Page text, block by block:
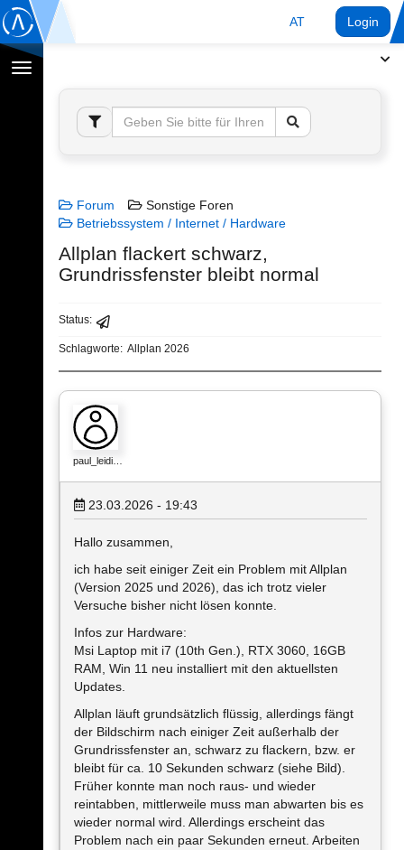
AT Login
Navigation
umschalten
Forum
Sonstige Foren
Betriebssystem / Internet / Hardware
Allplan flackert schwarz,
Grundrissfenster bleibt normal
Status:
Schlagworte: Allplan 2026
paul_leidi…
23.03.2026 - 19:43
Hallo zusammen,
ich habe seit einiger Zeit ein Problem mit Allplan
(Version 2025 und 2026), das ich trotz vieler
Versuche bisher nicht lösen konnte.
Infos zur Hardware:
Msi Laptop mit i7 (10th Gen.), RTX 3060, 16GB
RAM, Win 11 neu installiert mit den aktuellsten
Updates.
Allplan läuft grundsätzlich flüssig, allerdings fängt
der Bildschirm nach einiger Zeit außerhalb der
Grundrissfenster an, schwarz zu flackern, bzw. er
bleibt für ca. 10 Sekunden schwarz (siehe Bild).
Früher konnte man noch raus- und wieder
reintabben, mittlerweile muss man abwarten bis es
wieder normal wird. Allerdings erscheint das
Problem nach ein paar Sekunden erneut. Arbeiten